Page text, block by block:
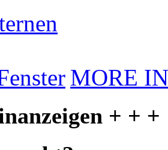
MORE
+ + +